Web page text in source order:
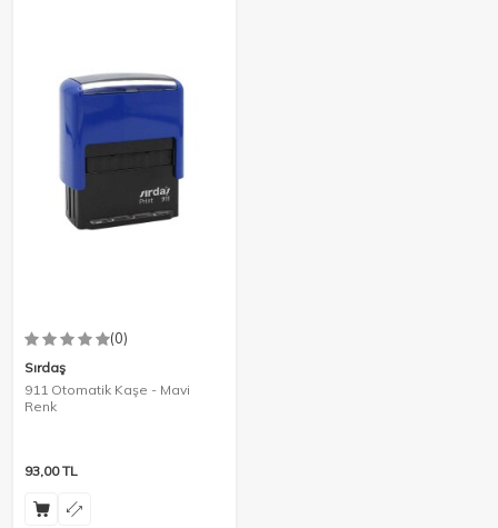
(0)
Sırdaş
911 Otomatik Kaşe - Mavi
Renk
93,00TL